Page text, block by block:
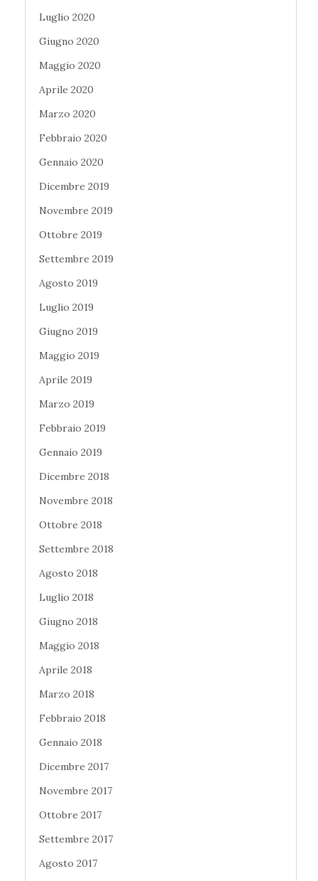
Luglio 2020
Giugno 2020
Maggio 2020
Aprile 2020
Marzo 2020
Febbraio 2020
Gennaio 2020
Dicembre 2019
Novembre 2019
Ottobre 2019
Settembre 2019
Agosto 2019
Luglio 2019
Giugno 2019
Maggio 2019
Aprile 2019
Marzo 2019
Febbraio 2019
Gennaio 2019
Dicembre 2018
Novembre 2018
Ottobre 2018
Settembre 2018
Agosto 2018
Luglio 2018
Giugno 2018
Maggio 2018
Aprile 2018
Marzo 2018
Febbraio 2018
Gennaio 2018
Dicembre 2017
Novembre 2017
Ottobre 2017
Settembre 2017
Agosto 2017